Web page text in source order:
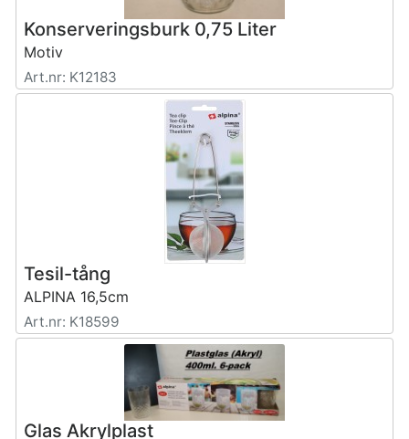
Konserveringsburk 0,75 Liter
Motiv
Art.nr: K12183
Tesil-tång
ALPINA 16,5cm
Art.nr: K18599
Glas Akrylplast